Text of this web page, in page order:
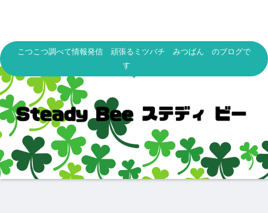
こつこつ調べて情報発信 頑張るミツバチ みつばん のブログで
す